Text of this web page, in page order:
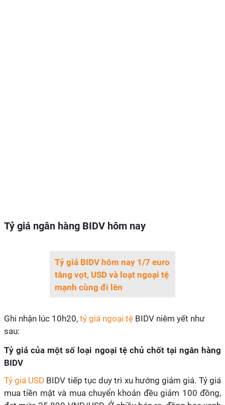
Tỷ giá ngân hàng BIDV hôm nay
Tỷ giá BIDV hôm nay 1/7 euro
tăng vọt, USD và loạt ngoại tệ
mạnh cùng đi lên
Ghi nhận lúc 10h20, tỷ giá ngoại tệ BIDV niêm yết như
sau:
Tỷ giá của một số loại ngoại tệ chủ chốt tại ngân hàng
BIDV
Tỷ giá USD BIDV tiếp tục duy trì xu hướng giảm giá. Tỷ giá
mua tiền mặt và mua chuyển khoản đều giảm 100 đồng,